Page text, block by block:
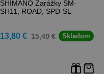
SHIMANO Zarážky SM-
SH11, ROAD, SPD-SL
13,80 € 15,40 € Skladom